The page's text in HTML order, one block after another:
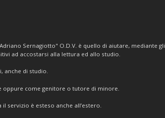
Sernagiotto" O.D.V. è quello di aiutare, mediante gli
ad accostarsi alla lettura ed allo studio.
anche di studio.
come genitore o tutore di minore.
servizio è esteso anche all’estero.